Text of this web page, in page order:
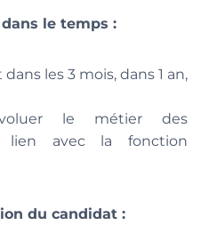
le temps :
les 3 mois, dans 1 an,
le métier des
lien avec la fonction
du candidat :